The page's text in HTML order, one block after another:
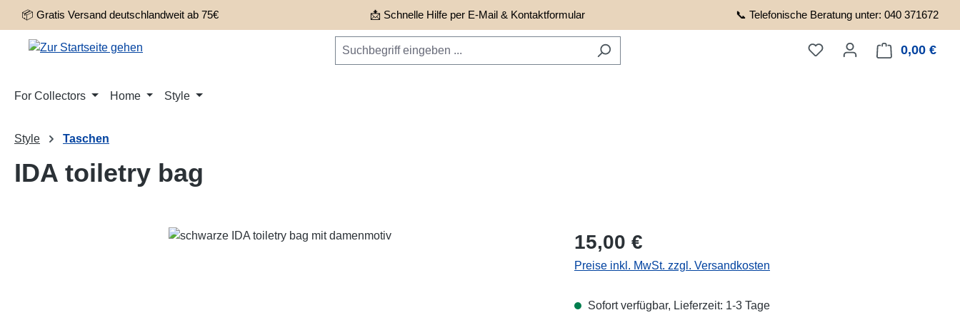
Hauptinhalt springen
Zur Suche springen
Zur Hauptnavigation springen
📦 Gratis Versand deutschlandweit ab 75€ 📩 Schnelle Hilfe per E-Mail & Kontaktformular 📞 Telefonische Beratung unter: 040 371672
0,00 €
For Collectors Home Style
Style Taschen
IDA toiletry bag
Regulärer Preis:
15,00 €
Preise inkl. MwSt. zzgl. Versandkosten
Sofort verfügbar, Lieferzeit: 1-3 Tage